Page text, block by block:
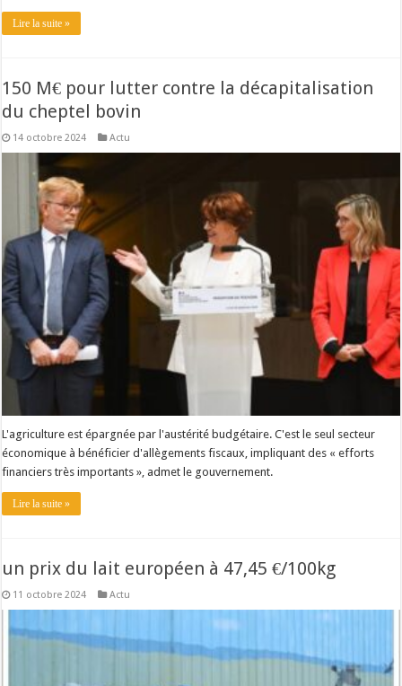
Lire la suite »
150 M€ pour lutter contre la décapitalisation
du cheptel bovin
14 octobre 2024 Actu
L'agriculture est épargnée par l'austérité budgétaire. C'est le seul secteur
économique à bénéficier d'allègements fiscaux, impliquant des « efforts
financiers très importants », admet le gouvernement.
Lire la suite »
un prix du lait européen à 47,45 €/100kg
11 octobre 2024 Actu